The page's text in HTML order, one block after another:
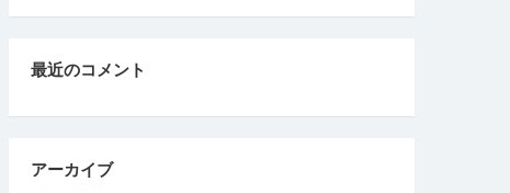
最近のコメント
アーカイブ